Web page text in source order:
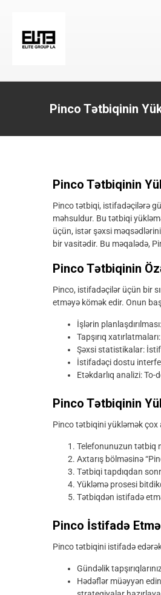
Pinco Tətbiqinin
Pinco Tətbiqinin
Pinco tətbiqi, istifadəçilərə
məhsuldur. Bu tətbiqi
üçün, istər şəxsi
bir vasitədir. Bu məqalədə,
Pinco Tətbiqinin
Pinco, istifadəçilər üçün bir
etməyə kömək edir. Onun
İşlərin
Tapşırıq
Şəxsi statistikalar:
İstifadəçi dostu
Etəkdarlıq analizi: To-
Pinco Tətbiqinin
Pinco tətbiqini yükləmək çox
Telefonunuzun tətbiq
Axtarış bölməsinə
Tətbiqi tapdıqdan
Yükləmə prosesi
Tətbiqdən istifadə
Pinco İstifadə
Pinco tətbiqini istifadə
Gündəlik
Hədəflər müəyyən